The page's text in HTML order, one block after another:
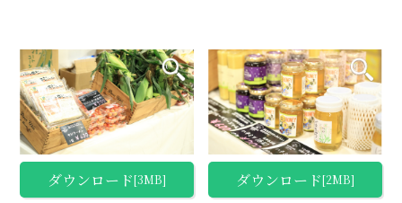
ダウンロード[3MB] ダウンロード[2MB]